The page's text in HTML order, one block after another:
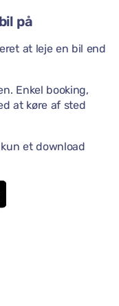
på
at leje en bil end
Enkel booking,
at køre af sted
et download